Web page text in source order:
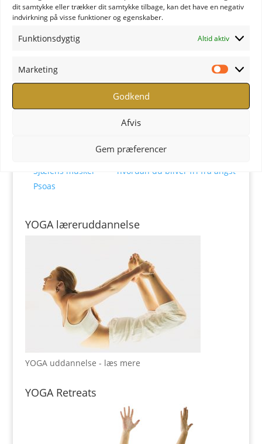
dit samtykke eller trækker dit samtykke tilbage, kan det have en negativ
indvirkning på visse funktioner og egenskaber.
Funktionsdygtig Altid aktiv
Marketing
Godkend
Afvis
Gem præferencer
Sted
Bagergade 16
Svendborg, 5700 Danmark + Google Maps
med særligt fokus på
Sjælens muskel
Psoas
workshop – Vagus nerven og
hvordan du bliver fri fra angst
YOGA læreruddannelse
YOGA uddannelse - læs mere
YOGA Retreats